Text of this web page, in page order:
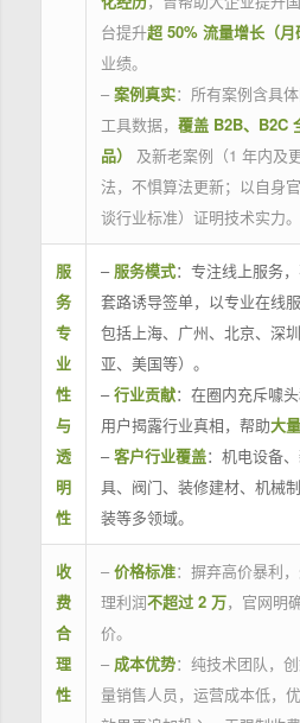
台提升超 50% 流量增长（月
业绩。
– 案例真实：所有案例含具
工具数据， 覆盖 B2B、B2C
品）
及新老案例（1 年内及
法，不惧算法更新；以自身
谈行业标准）证明技术实力。
服
务
专
业
性
与
透
明
性
– 服务模式：专注线上服务
套路诱导签单，以专业在线
包括上海、广州、北京、深
亚、美国等）。
–行业贡献：在圈内充斥噱
用户揭露行业真相，帮助大
–客户行业覆盖：机电设备
具、阀门、装修建材、机械
装等多领域。
收
费
合
理
性
– 价格标准：摒弃高价暴利
理利润不超过 2 万，官网明
价。
– 成本优势：纯技术团队，
量销售人员，运营成本低，